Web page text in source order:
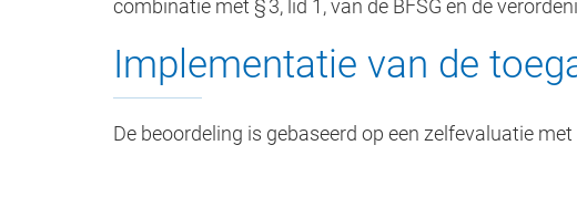
combinatie met § 3, lid 1, van de BFSG en de
Implementatie van de
De beoordeling is gebaseerd op een zelfevaluatie